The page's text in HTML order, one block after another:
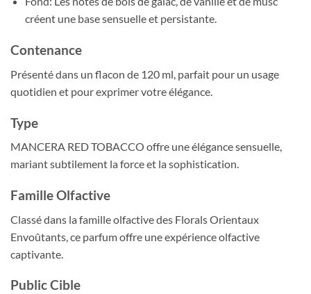
créent une base sensuelle et persistante.
Contenance
Présenté dans un flacon de 120 ml, parfait pour un usage
quotidien et pour exprimer votre élégance.
Type
MANCERA RED TOBACCO offre une élégance sensuelle,
mariant subtilement la force et la sophistication.
Famille Olfactive
Classé dans la famille olfactive des Florals Orientaux
Envoûtants, ce parfum offre une expérience olfactive
captivante.
Public Cible